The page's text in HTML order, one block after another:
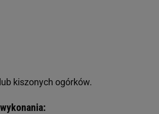
kiszonych ogórków.